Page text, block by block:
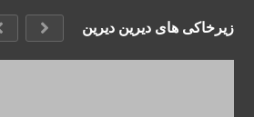
زیرخاکی های دیرین دیرین